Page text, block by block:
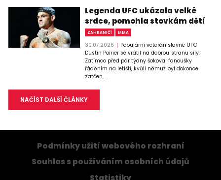
Legenda UFC ukázala velké
srdce, pomohla stovkám dětí
ZAHRANIČÍ MMA
30.07.2026
Populární veterán slavné UFC
Dustin Poirier se vrátil na dobrou 'stranu síly'.
Zatímco před pár týdny šokoval fanoušky
řáděním na letišti, kvůli němuž byl dokonce
zatčen, ...
NAČÍST DALŠÍ ČLÁNKY
Podmínky užití webového rozhraní
Souhlas s používáním osobních údajů
Statistiky